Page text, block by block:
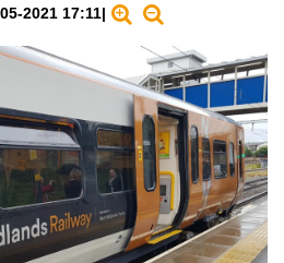
2021 17:11|